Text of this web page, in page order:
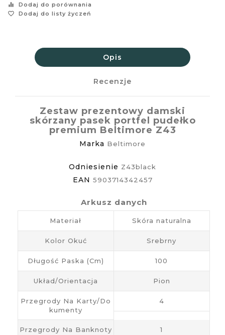
equalizer
Dodaj do porównania
favorite_border
Dodaj do listy życzeń
Opis
Recenzje
Zestaw prezentowy damski
skórzany pasek portfel pudełko
premium Beltimore Z43
Marka Beltimore
Odniesienie Z43black
EAN 5903714342457
Arkusz danych
Materiał Skóra naturalna
Kolor Okuć Srebrny
Długość Paska (cm) 100
Układ/Orientacja Pion
Przegrody Na Karty/do
Kumenty
4
Przegrody Na Banknoty 1